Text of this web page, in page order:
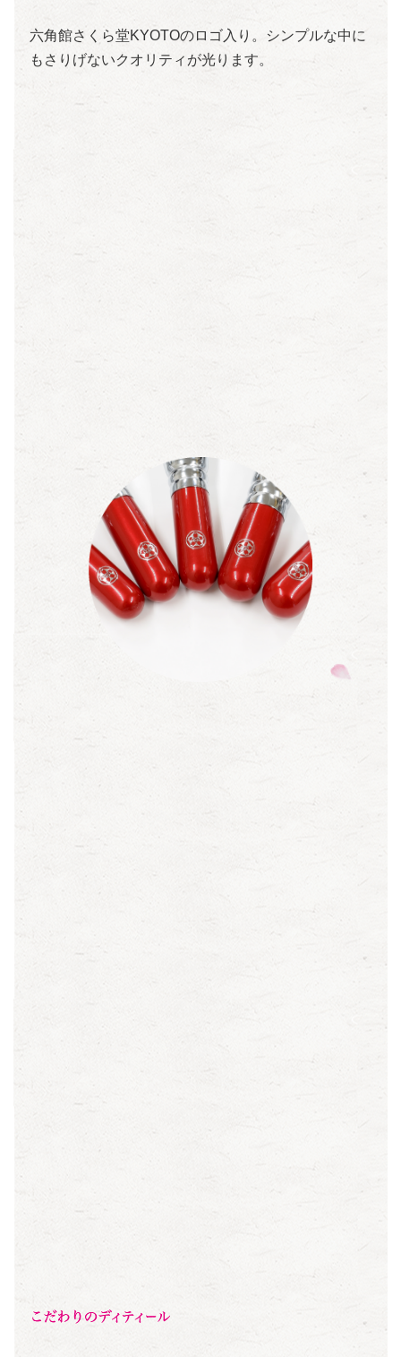
六角館さくら堂KYOTOのロゴ入り。シンプルな中に
もさりげないクオリティが光ります。